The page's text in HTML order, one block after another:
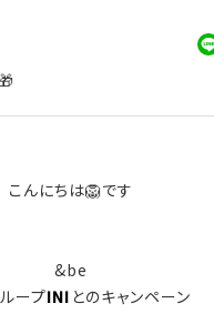
こんにちは🦁です
&be
ープINI とのキャンペーン